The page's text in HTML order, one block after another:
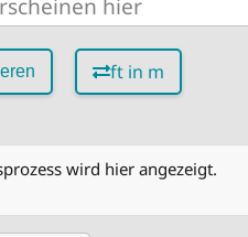
ft in m
wird hier angezeigt.